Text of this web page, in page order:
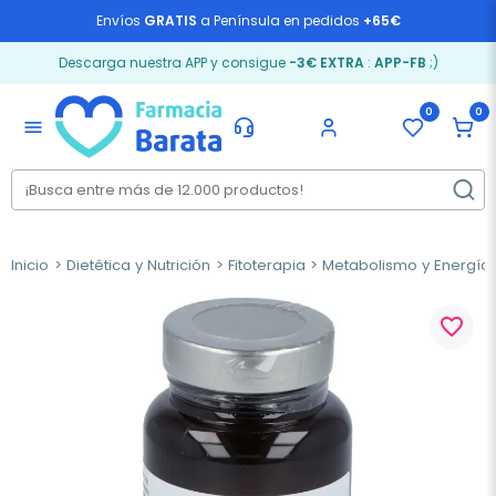
Envíos GRATIS a Península en pedidos +65€
Descarga nuestra APP y consigue -3€ EXTRA: APP-FB ;)
menu
0 0
Inicio Dietética y Nutrición Fitoterapia Metabolismo y Energía
favorite_border